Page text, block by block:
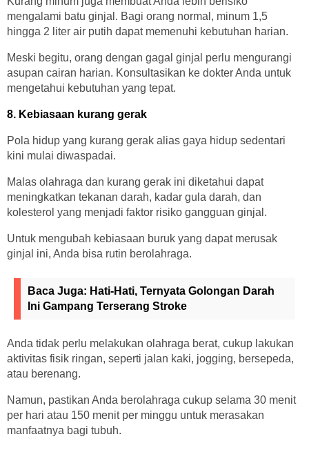
mengalami batu ginjal. Bagi orang normal, minum 1,5
hingga 2 liter air putih dapat memenuhi kebutuhan harian.
Meski begitu, orang dengan gagal ginjal perlu mengurangi
asupan cairan harian. Konsultasikan ke dokter Anda untuk
mengetahui kebutuhan yang tepat.
8. Kebiasaan kurang gerak
Pola hidup yang kurang gerak alias gaya hidup sedentari
kini mulai diwaspadai.
Malas olahraga dan kurang gerak ini diketahui dapat
meningkatkan tekanan darah, kadar gula darah, dan
kolesterol yang menjadi faktor risiko gangguan ginjal.
Untuk mengubah kebiasaan buruk yang dapat merusak
ginjal ini, Anda bisa rutin berolahraga.
Baca Juga: Hati-Hati, Ternyata Golongan Darah
Ini Gampang Terserang Stroke
Anda tidak perlu melakukan olahraga berat, cukup lakukan
aktivitas fisik ringan, seperti jalan kaki, jogging, bersepeda,
atau berenang.
Namun, pastikan Anda berolahraga cukup selama 30 menit
per hari atau 150 menit per minggu untuk merasakan
manfaatnya bagi tubuh.